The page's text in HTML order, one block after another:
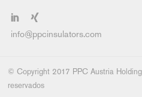
info@ppcinsulators.com
© Copyright 2017 PPC Austria
reservados